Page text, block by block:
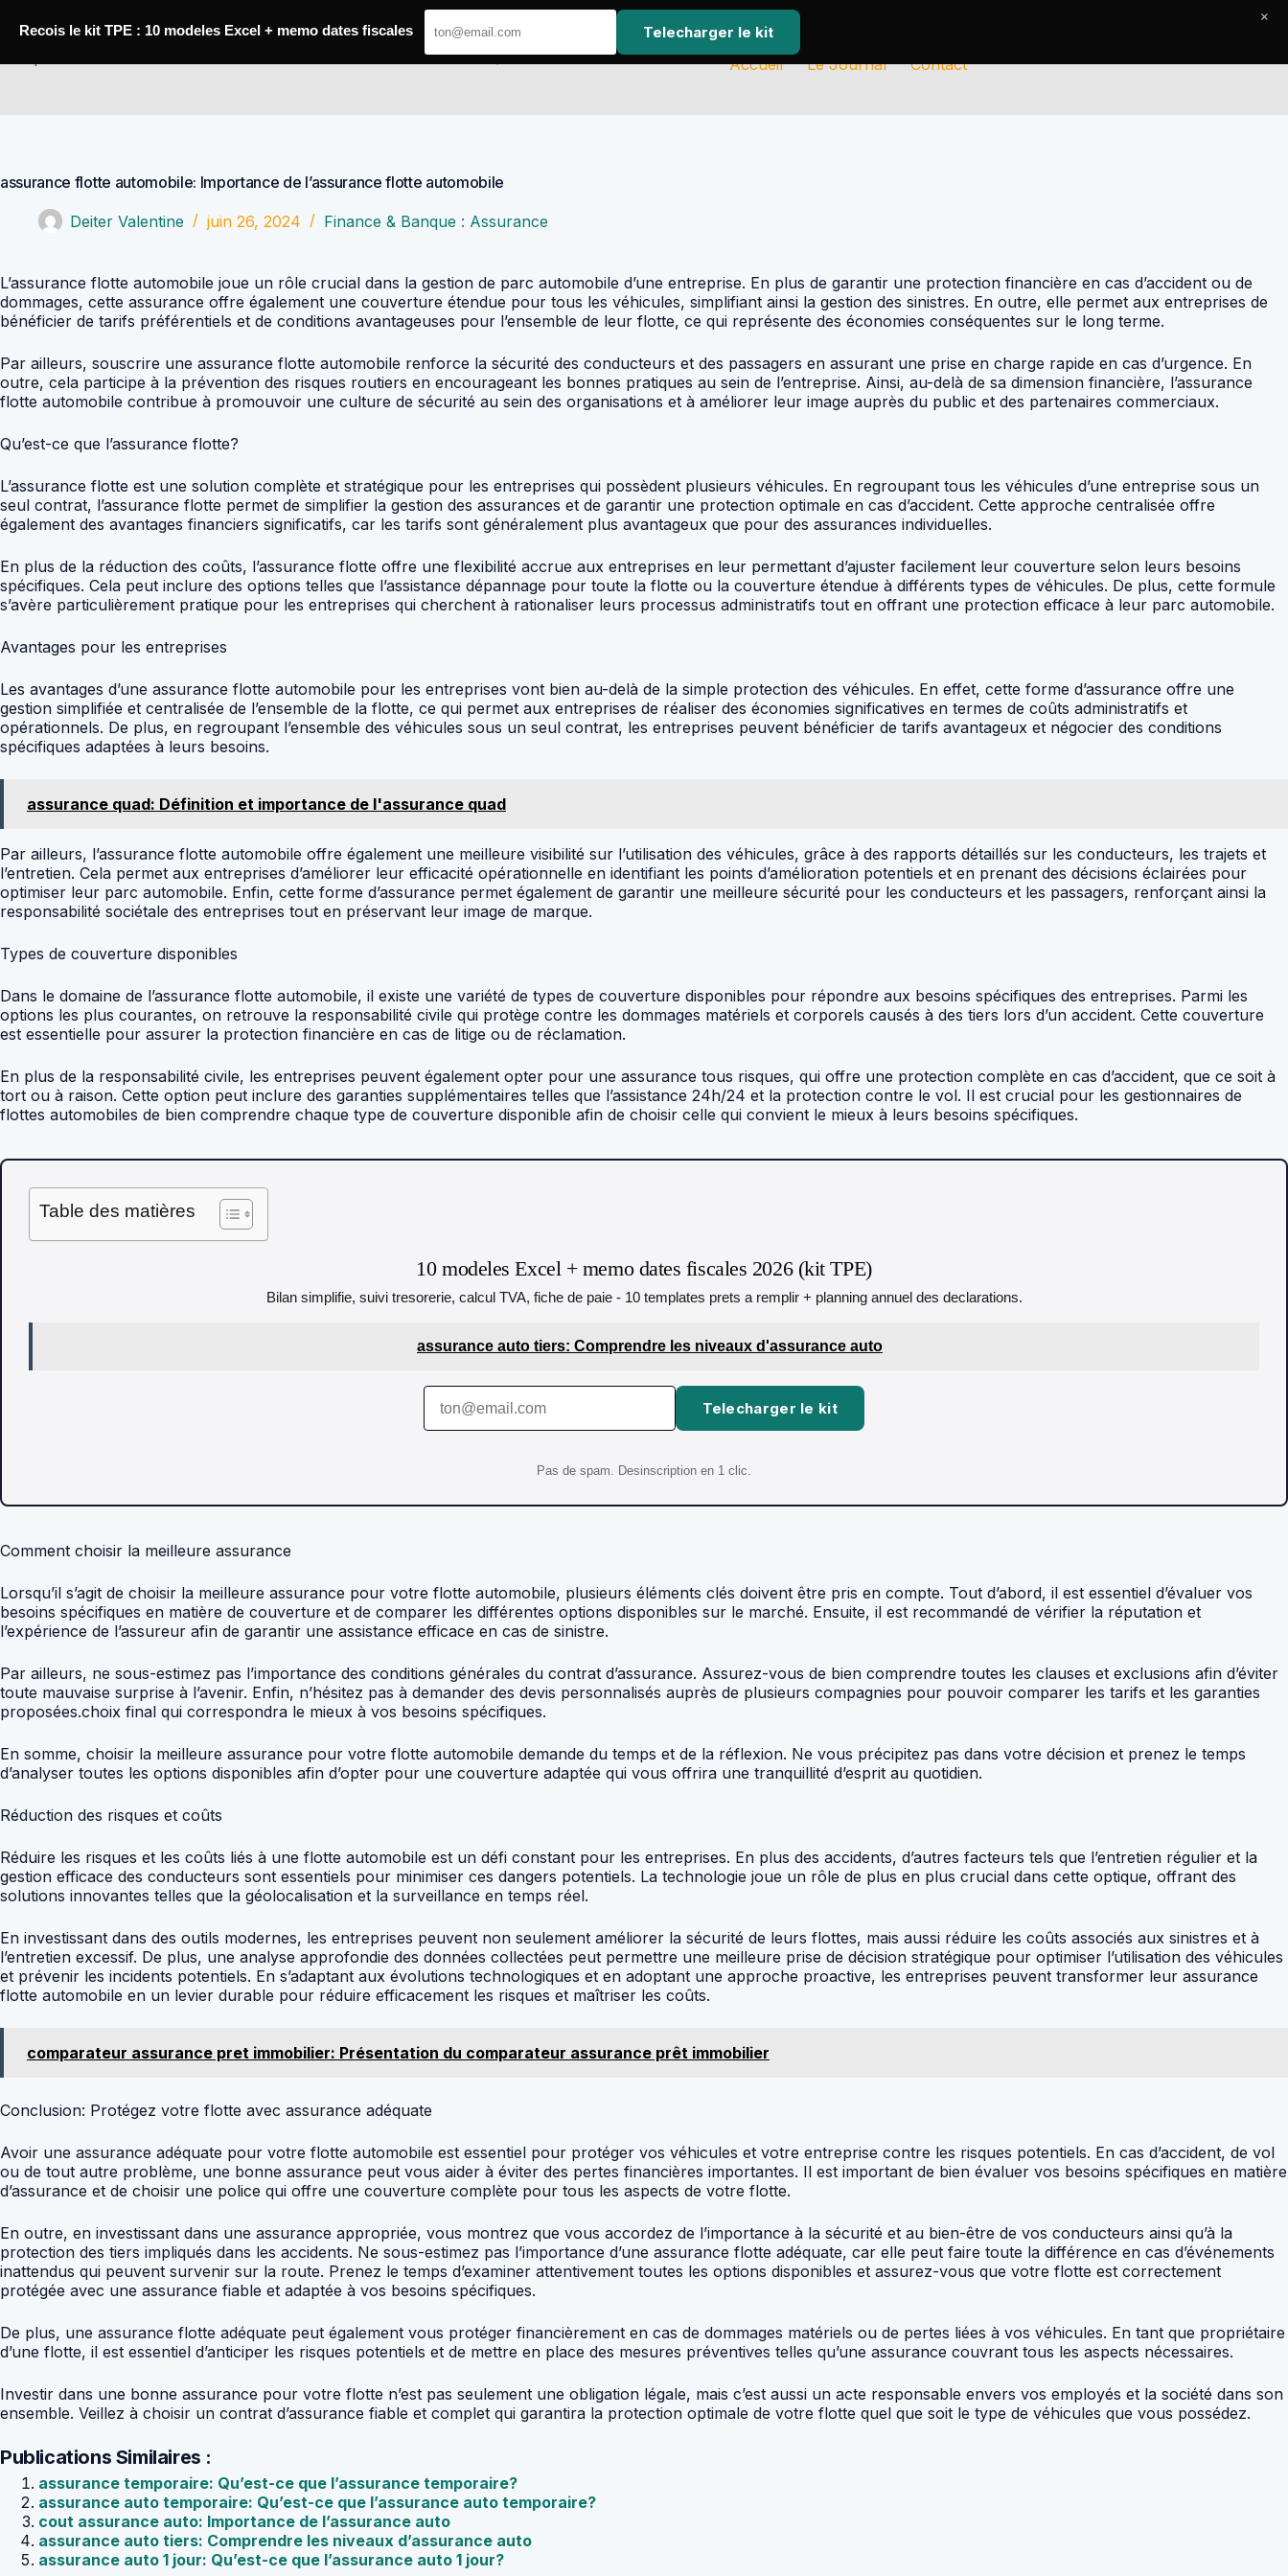
Accueil Le Journal Contact
assurance flotte automobile: Importance de l’assurance flotte automobile
Deiter Valentine juin 26, 2024 Finance & Banque : Assurance
L’assurance flotte automobile joue un rôle crucial dans la gestion de parc automobile d’une entreprise. En plus de garantir une protection financière en cas d’accident ou de
dommages, cette assurance offre également une couverture étendue pour tous les véhicules, simplifiant ainsi la gestion des sinistres. En outre, elle permet aux entreprises de
bénéficier de tarifs préférentiels et de conditions avantageuses pour l’ensemble de leur flotte, ce qui représente des économies conséquentes sur le long terme.
Par ailleurs, souscrire une assurance flotte automobile renforce la sécurité des conducteurs et des passagers en assurant une prise en charge rapide en cas d’urgence. En
outre, cela participe à la prévention des risques routiers en encourageant les bonnes pratiques au sein de l’entreprise. Ainsi, au-delà de sa dimension financière, l’assurance
flotte automobile contribue à promouvoir une culture de sécurité au sein des organisations et à améliorer leur image auprès du public et des partenaires commerciaux.
Qu’est-ce que l’assurance flotte?
L’assurance flotte est une solution complète et stratégique pour les entreprises qui possèdent plusieurs véhicules. En regroupant tous les véhicules d’une entreprise sous un
seul contrat, l’assurance flotte permet de simplifier la gestion des assurances et de garantir une protection optimale en cas d’accident. Cette approche centralisée offre
également des avantages financiers significatifs, car les tarifs sont généralement plus avantageux que pour des assurances individuelles.
En plus de la réduction des coûts, l’assurance flotte offre une flexibilité accrue aux entreprises en leur permettant d’ajuster facilement leur couverture selon leurs besoins
spécifiques. Cela peut inclure des options telles que l’assistance dépannage pour toute la flotte ou la couverture étendue à différents types de véhicules. De plus, cette formule
s’avère particulièrement pratique pour les entreprises qui cherchent à rationaliser leurs processus administratifs tout en offrant une protection efficace à leur parc automobile.
Avantages pour les entreprises
Les avantages d’une assurance flotte automobile pour les entreprises vont bien au-delà de la simple protection des véhicules. En effet, cette forme d’assurance offre une
gestion simplifiée et centralisée de l’ensemble de la flotte, ce qui permet aux entreprises de réaliser des économies significatives en termes de coûts administratifs et
opérationnels. De plus, en regroupant l’ensemble des véhicules sous un seul contrat, les entreprises peuvent bénéficier de tarifs avantageux et négocier des conditions
spécifiques adaptées à leurs besoins.
assurance quad: Définition et importance de l'assurance quad
Par ailleurs, l’assurance flotte automobile offre également une meilleure visibilité sur l’utilisation des véhicules, grâce à des rapports détaillés sur les conducteurs, les trajets et
l’entretien. Cela permet aux entreprises d’améliorer leur efficacité opérationnelle en identifiant les points d’amélioration potentiels et en prenant des décisions éclairées pour
optimiser leur parc automobile. Enfin, cette forme d’assurance permet également de garantir une meilleure sécurité pour les conducteurs et les passagers, renforçant ainsi la
responsabilité sociétale des entreprises tout en préservant leur image de marque.
Types de couverture disponibles
Dans le domaine de l’assurance flotte automobile, il existe une variété de types de couverture disponibles pour répondre aux besoins spécifiques des entreprises. Parmi les
options les plus courantes, on retrouve la responsabilité civile qui protège contre les dommages matériels et corporels causés à des tiers lors d’un accident. Cette couverture
est essentielle pour assurer la protection financière en cas de litige ou de réclamation.
En plus de la responsabilité civile, les entreprises peuvent également opter pour une assurance tous risques, qui offre une protection complète en cas d’accident, que ce soit à
tort ou à raison. Cette option peut inclure des garanties supplémentaires telles que l’assistance 24h/24 et la protection contre le vol. Il est crucial pour les gestionnaires de
flottes automobiles de bien comprendre chaque type de couverture disponible afin de choisir celle qui convient le mieux à leurs besoins spécifiques.
Table des matières
10 modeles Excel + memo dates fiscales 2026 (kit TPE)
Bilan simplifie, suivi tresorerie, calcul TVA, fiche de paie - 10 templates prets a remplir + planning annuel des declarations.
assurance auto tiers: Comprendre les niveaux d'assurance auto
Telecharger le kit
Pas de spam. Desinscription en 1 clic.
Comment choisir la meilleure assurance
Lorsqu’il s’agit de choisir la meilleure assurance pour votre flotte automobile, plusieurs éléments clés doivent être pris en compte. Tout d’abord, il est essentiel d’évaluer vos
besoins spécifiques en matière de couverture et de comparer les différentes options disponibles sur le marché. Ensuite, il est recommandé de vérifier la réputation et
l’expérience de l’assureur afin de garantir une assistance efficace en cas de sinistre.
Par ailleurs, ne sous-estimez pas l’importance des conditions générales du contrat d’assurance. Assurez-vous de bien comprendre toutes les clauses et exclusions afin d’éviter
toute mauvaise surprise à l’avenir. Enfin, n’hésitez pas à demander des devis personnalisés auprès de plusieurs compagnies pour pouvoir comparer les tarifs et les garanties
proposées.choix final qui correspondra le mieux à vos besoins spécifiques.
En somme, choisir la meilleure assurance pour votre flotte automobile demande du temps et de la réflexion. Ne vous précipitez pas dans votre décision et prenez le temps
d’analyser toutes les options disponibles afin d’opter pour une couverture adaptée qui vous offrira une tranquillité d’esprit au quotidien.
Réduction des risques et coûts
Réduire les risques et les coûts liés à une flotte automobile est un défi constant pour les entreprises. En plus des accidents, d’autres facteurs tels que l’entretien régulier et la
gestion efficace des conducteurs sont essentiels pour minimiser ces dangers potentiels. La technologie joue un rôle de plus en plus crucial dans cette optique, offrant des
solutions innovantes telles que la géolocalisation et la surveillance en temps réel.
En investissant dans des outils modernes, les entreprises peuvent non seulement améliorer la sécurité de leurs flottes, mais aussi réduire les coûts associés aux sinistres et à
l’entretien excessif. De plus, une analyse approfondie des données collectées peut permettre une meilleure prise de décision stratégique pour optimiser l’utilisation des véhicules
et prévenir les incidents potentiels. En s’adaptant aux évolutions technologiques et en adoptant une approche proactive, les entreprises peuvent transformer leur assurance
flotte automobile en un levier durable pour réduire efficacement les risques et maîtriser les coûts.
comparateur assurance pret immobilier: Présentation du comparateur assurance prêt immobilier
Conclusion: Protégez votre flotte avec assurance adéquate
Avoir une assurance adéquate pour votre flotte automobile est essentiel pour protéger vos véhicules et votre entreprise contre les risques potentiels. En cas d’accident, de vol
ou de tout autre problème, une bonne assurance peut vous aider à éviter des pertes financières importantes. Il est important de bien évaluer vos besoins spécifiques en matière
d’assurance et de choisir une police qui offre une couverture complète pour tous les aspects de votre flotte.
En outre, en investissant dans une assurance appropriée, vous montrez que vous accordez de l’importance à la sécurité et au bien-être de vos conducteurs ainsi qu’à la
protection des tiers impliqués dans les accidents. Ne sous-estimez pas l’importance d’une assurance flotte adéquate, car elle peut faire toute la différence en cas d’événements
inattendus qui peuvent survenir sur la route. Prenez le temps d’examiner attentivement toutes les options disponibles et assurez-vous que votre flotte est correctement
protégée avec une assurance fiable et adaptée à vos besoins spécifiques.
De plus, une assurance flotte adéquate peut également vous protéger financièrement en cas de dommages matériels ou de pertes liées à vos véhicules. En tant que propriétaire
d’une flotte, il est essentiel d’anticiper les risques potentiels et de mettre en place des mesures préventives telles qu’une assurance couvrant tous les aspects nécessaires.
Investir dans une bonne assurance pour votre flotte n’est pas seulement une obligation légale, mais c’est aussi un acte responsable envers vos employés et la société dans son
ensemble. Veillez à choisir un contrat d’assurance fiable et complet qui garantira la protection optimale de votre flotte quel que soit le type de véhicules que vous possédez.
Publications Similaires :
assurance temporaire: Qu’est-ce que l’assurance temporaire?
assurance auto temporaire: Qu’est-ce que l’assurance auto temporaire?
cout assurance auto: Importance de l’assurance auto
assurance auto tiers: Comprendre les niveaux d’assurance auto
assurance auto 1 jour: Qu’est-ce que l’assurance auto 1 jour?
Recois le kit TPE : 10 modeles Excel + memo dates fiscales Telecharger le kit
×